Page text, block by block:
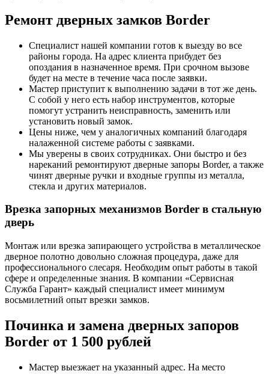
Ремонт дверных замков Border
Специалист нашей компании готов к выезду во все
районы города. На адрес клиента прибудет без
опоздания в назначенное время. При срочном вызове
будет на месте в течение часа после заявки.
Мастер приступит к выполнению задачи в тот же день.
С собой у него есть набор инструментов, которые
помогут устранить неисправность, заменить или
установить новый замок.
Цены ниже, чем у аналогичных компаний благодаря
налаженной системе работы с заявками.
Мы уверены в своих сотрудниках. Они быстро и без
нареканий ремонтируют дверные запоры Border, а также
чинят дверные ручки и входные группы из металла,
стекла и других материалов.
Врезка запорных механизмов Border в стальную
дверь
Монтаж или врезка запирающего устройства в металлическое
дверное полотно довольно сложная процедура, даже для
профессионального слесаря. Необходим опыт работы в такой
сфере и определенные знания. В компании «Сервисная
Служба Гарант» каждый специалист имеет минимум
восьмилетний опыт врезки замков.
Починка и замена дверных запоров
Border от 1 500 рублей
Мастер выезжает на указанный адрес. На место